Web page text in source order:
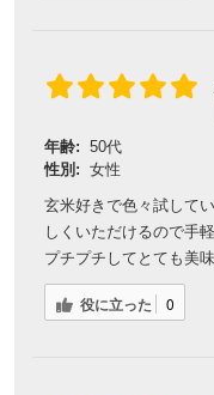
年齢: 50代
性別: 女性
玄米好きで色々試して
しくいただけるので手
プチプチしてとても美味
役に立った 0